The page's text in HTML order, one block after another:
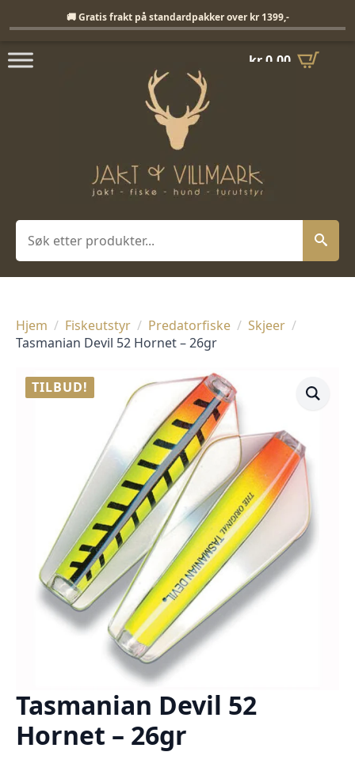
kr0,00
Søk
Hjem Fiskeutstyr Predatorfiske
Skjeer
Tasmanian Devil 52 Hornet – 26gr
TILBUD!
Tasmanian Devil 52
Hornet – 26gr
🚚 Gratis frakt på standardpakker over kr 1399,-